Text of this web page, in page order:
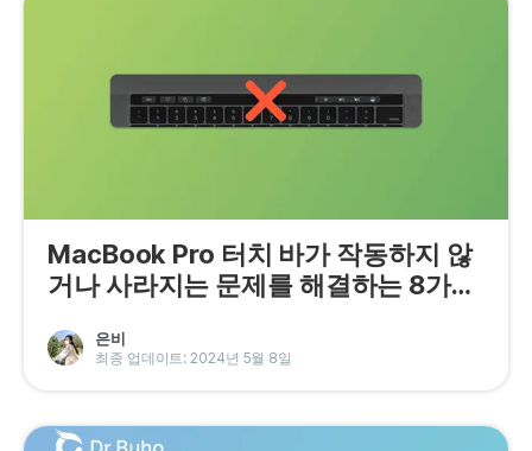
MacBook Pro 터치 바가 작동하지 않
거나 사라지는 문제를 해결하는 8가지
은비
최종 업데이트: 2024년 5월 8일